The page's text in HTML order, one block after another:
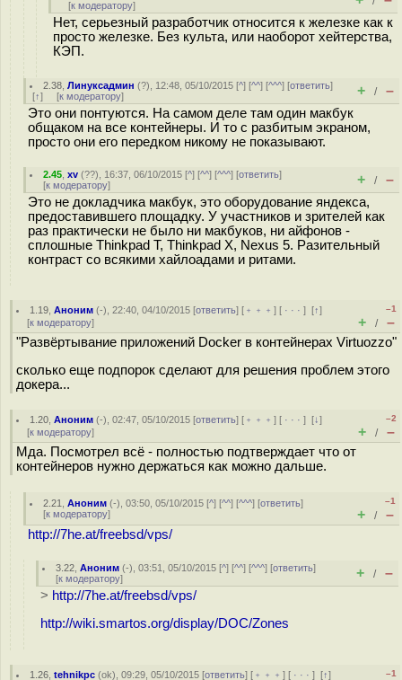
[к модератору]
Нет, серьезный разработчик относится к железке как к
просто железке. Без культа, или наоборот хейтерства,
КЭП.
2.38 ,Линуксадмин (?), 12:48, 05/10/2015 [^] [^^] [^^^] [ответить]
[↑] [к модератору] + / –
Это они понтуются. На самом деле там один макбук
общаком на все контейнеры. И то с разбитым экраном,
просто они его передком никому не показывают.
2.45 ,xv (??), 16:37, 06/10/2015 [^] [^^] [^^^] [ответить]
[к модератору] + / –
Это не докладчика макбук, это оборудование яндекса,
предоставившего площадку. У участников и зрителей как
раз практически не было ни макбуков, ни айфонов -
сплошные Thinkpad T, Thinkpad X, Nexus 5. Разительный
контраст со всякими хайлоадами и ритами.
1.19 ,Аноним (-), 22:40, 04/10/2015 [ответить] [ ﹢﹢﹢] [ · · ·][↑]
[к модератору]
–1
+ / –
"Развёртывание приложений Docker в контейнерах Virtuozzo"
сколько еще подпорок сделают для решения проблем этого
докера...
1.20 ,Аноним (-), 02:47, 05/10/2015 [ответить] [ ﹢﹢﹢] [ · · ·][↓]
[к модератору]
–2
+ / –
Мда. Посмотрел всё - полностью подтверждает что от
контейнеров нужно держаться как можно дальше.
2.21 ,Аноним (-), 03:50, 05/10/2015 [^] [^^] [^^^] [ответить]
[к модератору]
–1
+ / –
http://7he.at/freebsd/vps/
3.22 ,Аноним (-), 03:51, 05/10/2015 [^] [^^] [^^^] [ответить]
[к модератору] + / –
> http://7he.at/freebsd/vps/
http://wiki.smartos.org/display/DOC/Zones
1.26 ,tehnikpc (ok), 09:29, 05/10/2015 [ответить] [ ﹢﹢﹢] [ · · ·][↑]
–1